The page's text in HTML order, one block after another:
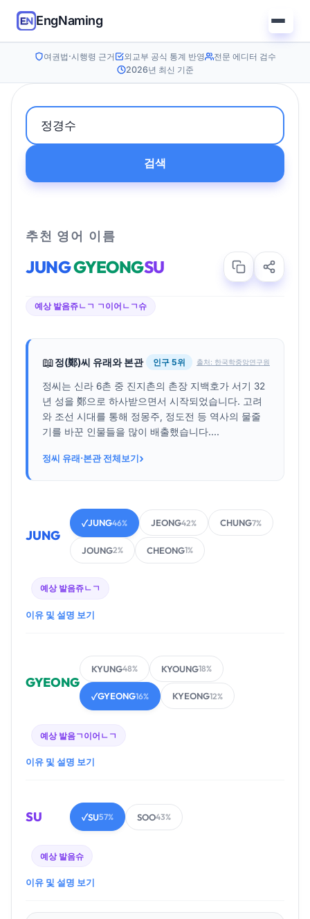
EngNaming
여권법·시행령 근거 외교부 공식 통계 반영
전문 에디터 검수
2026년 최신 기준
검색
추천 영어 이름
JUNGGYEONGSU
예상 발음쥬ㄴㄱ ㄱ이어ㄴㄱ슈
📖정(鄭)씨 유래와 본관 인구 5위 출처: 한국학중앙연구원
정씨는 신라 6촌 중 진지촌의 촌장 지백호가 서기 32
년 성을 鄭으로 하사받으면서 시작되었습니다. 고려
와 조선 시대를 통해 정몽주, 정도전 등 역사의 물줄
기를 바꾼 인물들을 많이 배출했습니다....
정씨 유래·본관 전체보기›
JUNG
✓JUNG46% JEONG42% CHUNG7%
JOUNG2% CHEONG1%
예상 발음쥬ㄴㄱ
이유 및 설명 보기
GYEONG
KYUNG48% KYOUNG18%
✓GYEONG16% KYEONG12%
예상 발음ㄱ이어ㄴㄱ
이유 및 설명 보기
SU ✓SU57% SOO43%
예상 발음슈
이유 및 설명 보기